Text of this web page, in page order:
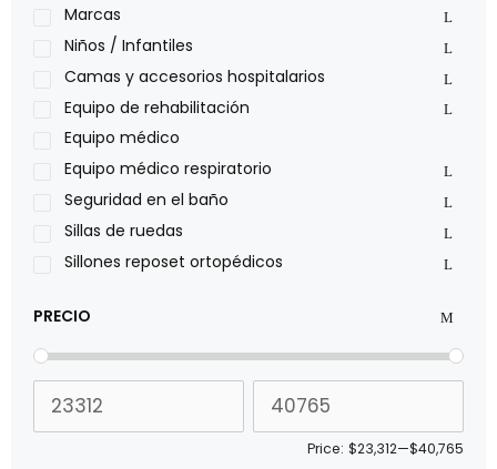
Nidek
Oxiplus
Philips
Pride
Roho
Sillas de ruedas Everest Jennings
Stealth products
Xiehe Medical
Marcas
Niños / Infantiles
Camas y accesorios hospitalarios
Equipo de rehabilitación
Equipo médico
Equipo médico respiratorio
Seguridad en el baño
Sillas de ruedas
Sillones reposet ortopédicos
PRECIO
Price: $23,312—$40,765